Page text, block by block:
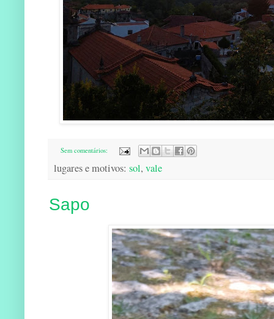
Sem comentários:
lugares e motivos: sol, vale
Sapo